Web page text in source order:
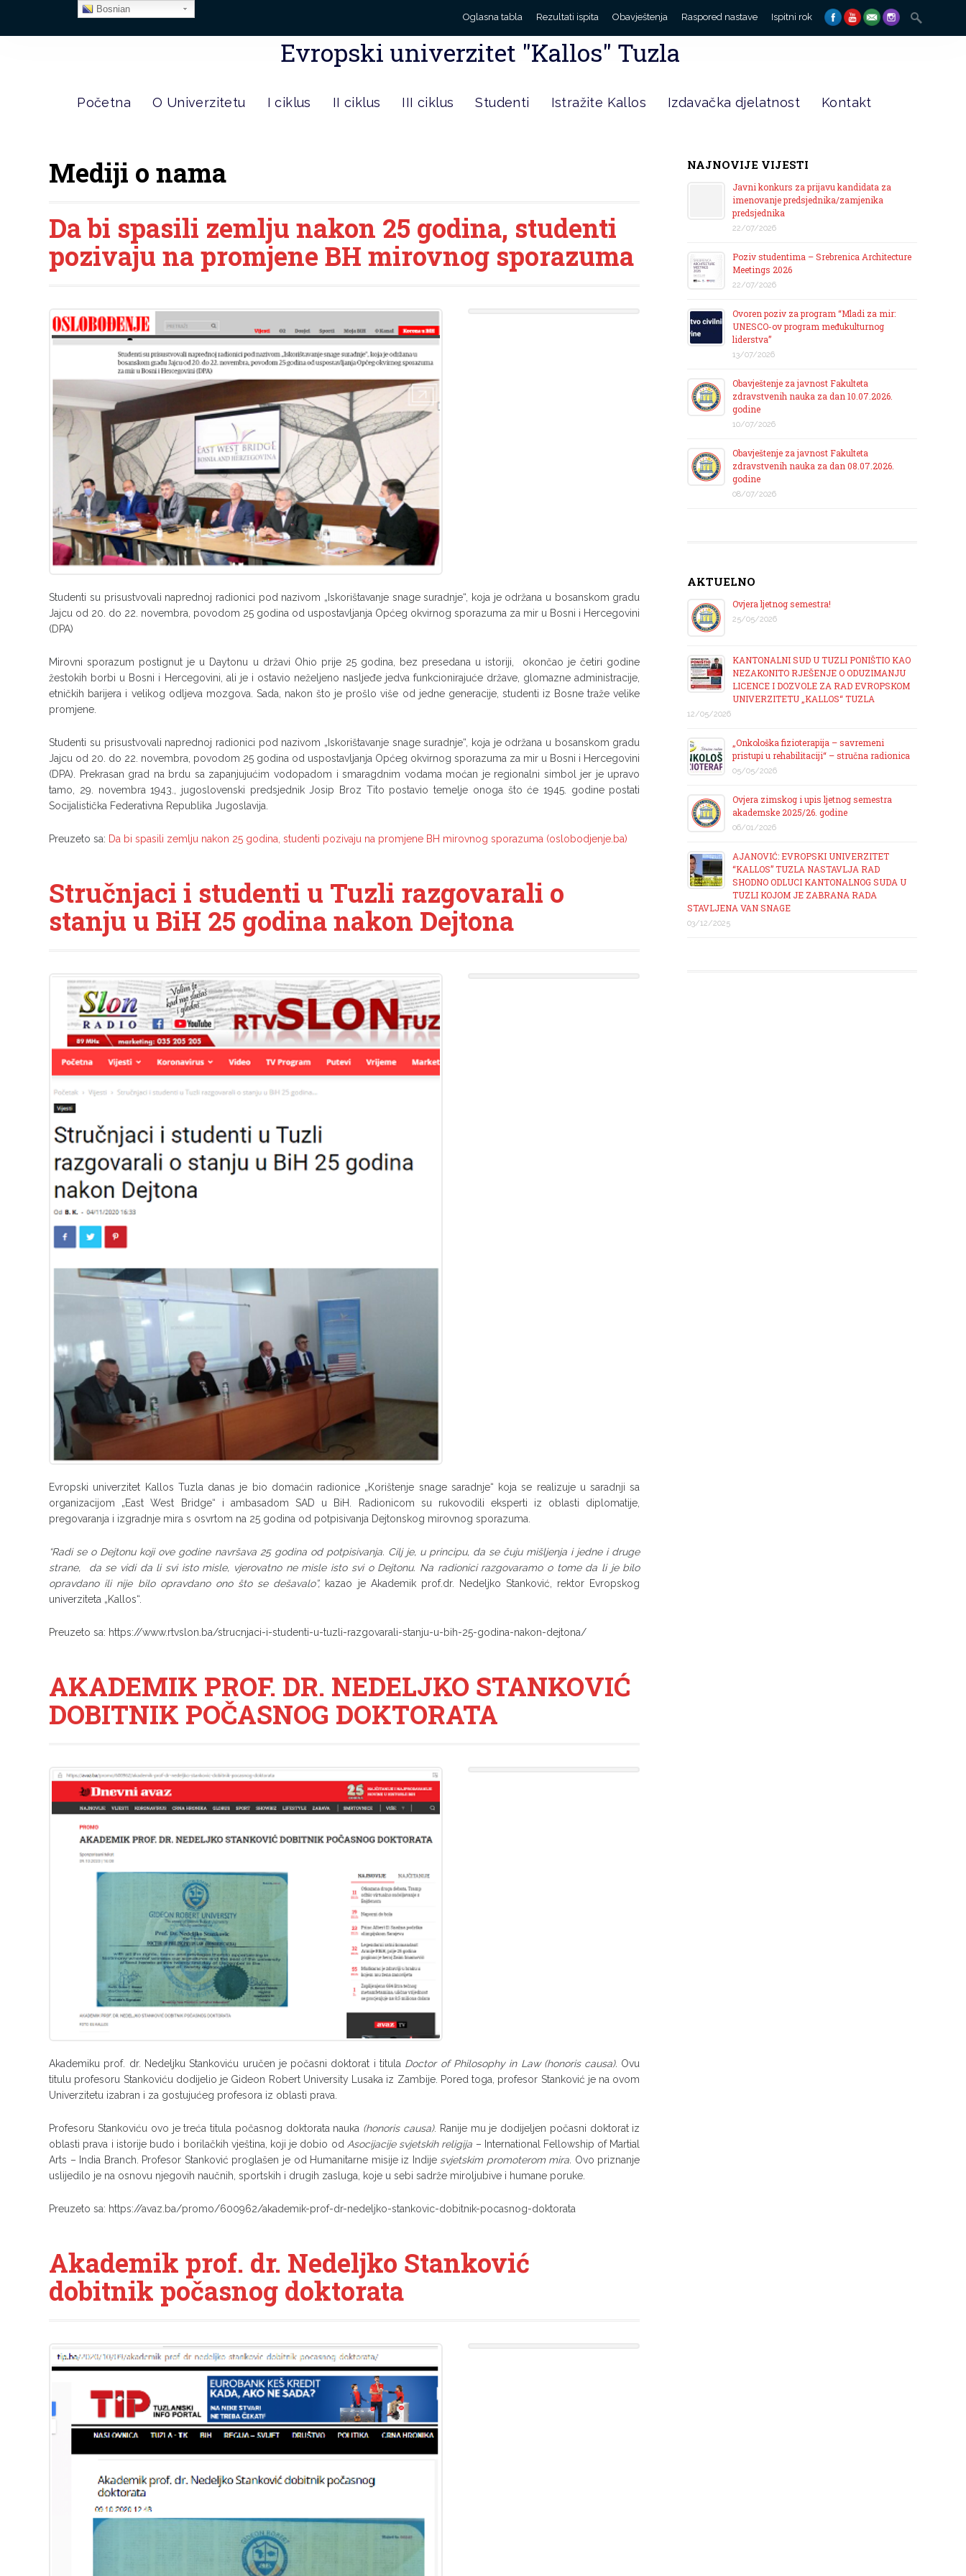
Oglasna tabla Rezultati ispita Obavještenja Raspored nastave Ispitni rok
Search
for:
Evropski univerzitet "Kallos" Tuzla
Početna O Univerzitetu I ciklus II ciklus III ciklus Studenti Istražite Kallos Izdavačka djelatnost Kontakt
Mediji o nama
Da bi spasili zemlju nakon 25 godina, studenti
pozivaju na promjene BH mirovnog sporazuma
Studenti su prisustvovali naprednoj radionici pod nazivom „Iskorištavanje snage suradnje“, koja je održana u bosanskom gradu
Jajcu od 20. do 22. novembra, povodom 25 godina od uspostavljanja Općeg okvirnog sporazuma za mir u Bosni i Hercegovini
(DPA)
Mirovni sporazum postignut je u Daytonu u državi Ohio prije 25 godina, bez presedana u istoriji, okončao je četiri godine
žestokih borbi u Bosni i Hercegovini, ali je i ostavio neželjeno nasljeđe jedva funkcionirajuće države, glomazne administracije,
etničkih barijera i velikog odljeva mozgova. Sada, nakon što je prošlo više od jedne generacije, studenti iz Bosne traže velike
promjene.
Studenti su prisustvovali naprednoj radionici pod nazivom „Iskorištavanje snage suradnje“, koja je održana u bosanskom gradu
Jajcu od 20. do 22. novembra, povodom 25 godina od uspostavljanja Općeg okvirnog sporazuma za mir u Bosni i Hercegovini
(DPA). Prekrasan grad na brdu sa zapanjujućim vodopadom i smaragdnim vodama moćan je regionalni simbol jer je upravo
tamo, 29. novembra 1943., jugoslovenski predsjednik Josip Broz Tito postavio temelje onoga što će 1945. godine postati
Socijalistička Federativna Republika Jugoslavija.
Preuzeto sa: Da bi spasili zemlju nakon 25 godina, studenti pozivaju na promjene BH mirovnog sporazuma (oslobodjenje.ba)
Stručnjaci i studenti u Tuzli razgovarali o
stanju u BiH 25 godina nakon Dejtona
Evropski univerzitet Kallos Tuzla danas je bio domaćin radionice „Korištenje snage saradnje“ koja se realizuje u saradnji sa
organizacijom „East West Bridge“ i ambasadom SAD u BiH. Radionicom su rukovodili eksperti iz oblasti diplomatije,
pregovaranja i izgradnje mira s osvrtom na 25 godina od potpisivanja Dejtonskog mirovnog sporazuma.
“Radi se o Dejtonu koji ove godine navršava 25 godina od potpisivanja. Cilj je, u principu, da se čuju mišljenja i jedne i druge
strane, da se vidi da li svi isto misle, vjerovatno ne misle isto svi o Dejtonu. Na radionici razgovaramo o tome da li je bilo
opravdano ili nije bilo opravdano ono što se dešavalo”, kazao je Akademik prof.dr. Nedeljko Stanković, rektor Evropskog
univerziteta „Kallos“.
Preuzeto sa: https://www.rtvslon.ba/strucnjaci-i-studenti-u-tuzli-razgovarali-stanju-u-bih-25-godina-nakon-dejtona/
AKADEMIK PROF. DR. NEDELJKO STANKOVIĆ
DOBITNIK POČASNOG DOKTORATA
Akademiku prof. dr. Nedeljku Stankoviću uručen je počasni doktorat i titula Doctor of Philosophy in Law (honoris causa). Ovu
titulu profesoru Stankoviću dodijelio je Gideon Robert University Lusaka iz Zambije. Pored toga, profesor Stanković je na ovom
Univerzitetu izabran i za gostujućeg profesora iz oblasti prava.
Profesoru Stankoviću ovo je treća titula počasnog doktorata nauka (honoris causa). Ranije mu je dodijeljen počasni doktorat iz
oblasti prava i istorije budo i borilačkih vještina, koji je dobio od Asocijacije svjetskih religija – International Fellowship of Martial
Arts – India Branch. Profesor Stanković proglašen je od Humanitarne misije iz Indije svjetskim promoterom mira. Ovo priznanje
uslijedilo je na osnovu njegovih naučnih, sportskih i drugih zasluga, koje u sebi sadrže miroljubive i humane poruke.
Preuzeto sa: https://avaz.ba/promo/600962/akademik-prof-dr-nedeljko-stankovic-dobitnik-pocasnog-doktorata
Akademik prof. dr. Nedeljko Stanković
dobitnik počasnog doktorata
NAJNOVIJE VIJESTI
Javni konkurs za prijavu kandidata za
imenovanje predsjednika/zamjenika
predsjednika
22/07/2026
Poziv studentima – Srebrenica Architecture
Meetings 2026
22/07/2026
Ovoren poziv za program “Mladi za mir:
UNESCO-ov program međukulturnog
liderstva”
13/07/2026
Obavještenje za javnost Fakulteta
zdravstvenih nauka za dan 10.07.2026.
godine
10/07/2026
Obavještenje za javnost Fakulteta
zdravstvenih nauka za dan 08.07.2026.
godine
08/07/2026
AKTUELNO
Ovjera ljetnog semestra!
25/05/2026
KANTONALNI SUD U TUZLI PONIŠTIO KAO
NEZAKONITO RJEŠENJE O ODUZIMANJU
LICENCE I DOZVOLE ZA RAD EVROPSKOM
UNIVERZITETU „KALLOS“ TUZLA
12/05/2026
„Onkološka fizioterapija – savremeni
pristupi u rehabilitaciji“ – stručna radionica
05/05/2026
Ovjera zimskog i upis ljetnog semestra
akademske 2025/26. godine
06/01/2026
AJANOVIĆ: EVROPSKI UNIVERZITET
“KALLOS” TUZLA NASTAVLJA RAD
SHODNO ODLUCI KANTONALNOG SUDA U
TUZLI KOJOM JE ZABRANA RADA
STAVLJENA VAN SNAGE
03/12/2025
Bosnian